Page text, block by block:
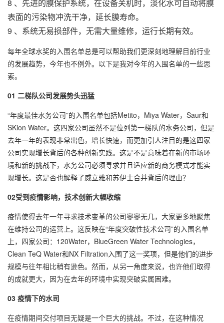
8 、先进的膜保护系统，在设备关机时，淡化水可自动将膜
表面的污染物冲洗干净，延长膜寿命。
9 、系统无易损部件，无需大量维修，运行长期有效。
每年全球水奖的入围名单总是可以帮助我们更深刻地理解目前行业
的发展趋势，今年也不例外。以下是我对今年的入围名单的一些思
索。
01 二梯队公司发展势头迅猛
“年度最佳水务公司”的入围名单包括Metito，Miya Water，Saur和
SKion Water。这四家公司虽然不是位列第一梯队的水务公司，但是
去年一年的表现非常出色，增长快速，而更加引人注目的是这四家
公司实现增长背后的各种创新实践。这是不是意味着在新的市场环
境和新的挑战下，水务公司必须寻求并且适应新的商务模式才能实
现增长。这是否也解释了威立雅和苏伊士合并背后的理由？
02受到疫情影响，技术创新大幅收缩
疫情使得去年一年寻求技术变革的公司寥寥无几，大家更多地聚焦
在维持公司的运营上。这反映在“年度突破性技术公司”的入围名单
上，四家公司：120Water，BlueGreen Water Technologies，
Clean TeQ Water和NX Filtration入围了这一奖项，但是他们的进步
规模与往年相比稍有逊色。然而，从另一角度来说，也许他们取得
的成就更大，因为在去年的环境中实现突破实属困难。
03 疫情下的水司
在疫情期间交付项目无疑是一个巨大的挑战。不过，在这种情况